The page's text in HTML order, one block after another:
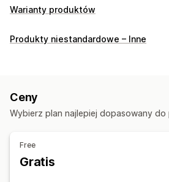
Warianty produktów
Dostosowanie
Opakowanie prezentu
Niestandardowy HTML Podgląd
Ceny
Produkty niestandardowe – Inne
Ceny
Wybierz plan najlepiej dopasowany do
Free
Gratis